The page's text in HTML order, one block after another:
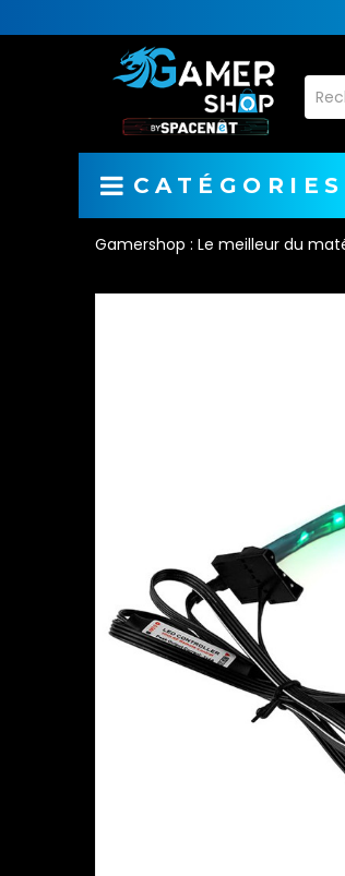
CATÉGORIES
Gamershop : Le meilleur du